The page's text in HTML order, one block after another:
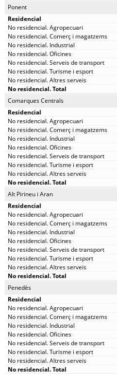
Ponent
Comarques Centrals
Alt Pirineu i Aran
Penedès